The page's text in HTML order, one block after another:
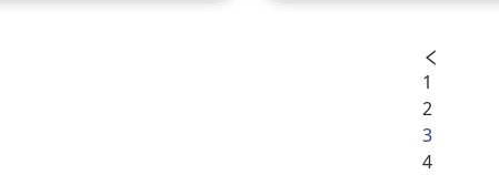
1
2
3
4